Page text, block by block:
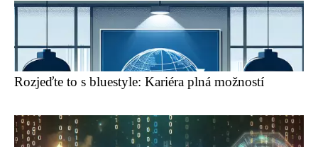
Rozjeďte to s bluestyle: Kariéra plná možností